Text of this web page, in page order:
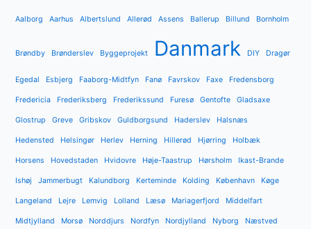
Aalborg Aarhus Albertslund Allerød Assens Ballerup Billund Bornholm
Brøndby Brønderslev Byggeprojekt Danmark DIY Dragør
Egedal Esbjerg Faaborg-Midtfyn Fanø Favrskov Faxe Fredensborg
Fredericia Frederiksberg Frederikssund Furesø Gentofte Gladsaxe
Glostrup Greve Gribskov Guldborgsund Haderslev Halsnæs
Hedensted Helsingør Herlev Herning Hillerød Hjørring Holbæk
Horsens Hovedstaden Hvidovre Høje-Taastrup Hørsholm Ikast-Brande
Ishøj Jammerbugt Kalundborg Kerteminde Kolding København Køge
Langeland Lejre Lemvig Lolland Læsø Mariagerfjord Middelfart
Midtjylland Morsø Norddjurs Nordfyn Nordjylland Nyborg Næstved